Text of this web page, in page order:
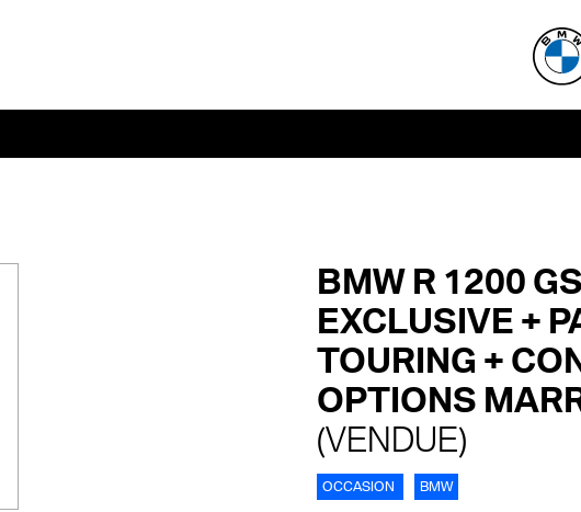
BMW R 1200
EXCLUSIVE +
TOURING +
OPTIONS
(VENDUE)
OCCASION BMW